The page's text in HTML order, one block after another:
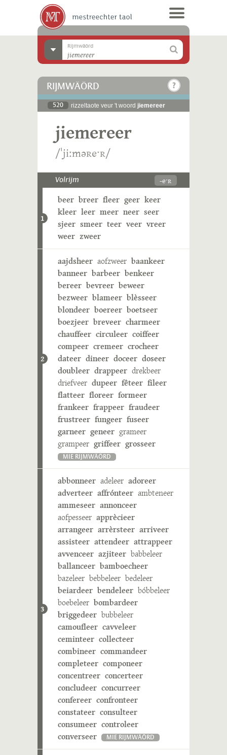
Rijmwäörd
RIJMWÄÖRD
520 rizzeltaote veur 't woord jiemereer
jiemereer
/ˈjiːməʀeˑʀ/
Volrijm -eˑʀ
1
beer breer fleer geer keer
kleer leer meer neer seer
sjeer smeer teer veer vreer
weer zweer
2
aajdsheer aofzweer baankeer
banneer barbeer benkeer
bereer bevreer beweer
bezweer blameer blèsseer
blondeer boereer boetseer
boezjeer breveer charmeer
chauffeer circuleer coiffeer
compeer cremeer crocheer
dateer dineer doceer doseer
doubleer drappeer drekbeer
driefveer dupeer fêteer fileer
flatteer floreer formeer
frankeer frappeer fraudeer
frustreer fungeer fuseer
garneer geneer grameer
grampeer griffeer grosseer
MIE RIJMWÄÖRD
3
abbonneer adeleer adoreer
adverteer affrónteer ambteneer
ammeseer annonceer
aofpesseer apprècieer
arrangeer arrèrsteer arriveer
assisteer attendeer attrappeer
avvenceer azjiteer babbeleer
ballanceer bamboecheer
bazeleer bebbeleer bedeleer
beiardeer bendeleer bóbbeleer
boebeleer bombardeer
briggedeer bubbeleer
camoufleer cavveleer
ceminteer collecteer
combineer commandeer
completeer componeer
concentreer concerteer
concludeer concurreer
confereer confronteer
constateer consulteer
consumeer controleer
converseer
MIE RIJMWÄÖRD